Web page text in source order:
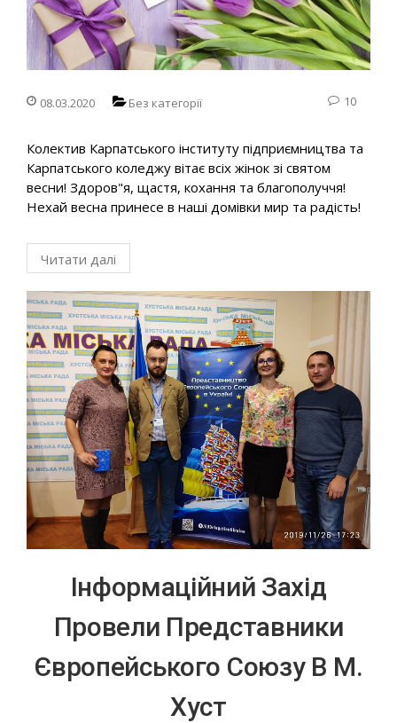
08.03.2020 Без категорії 10
Колектив Карпатського інституту підприємництва та
Карпатського коледжу вітає всіх жінок зі святом
весни! Здоров"я, щастя, кохання та благополуччя!
Нехай весна принесе в наші домівки мир та радість!
Читати далі
Інформаційний Захід
Провели Представники
Європейського Союзу В М.
Хуст